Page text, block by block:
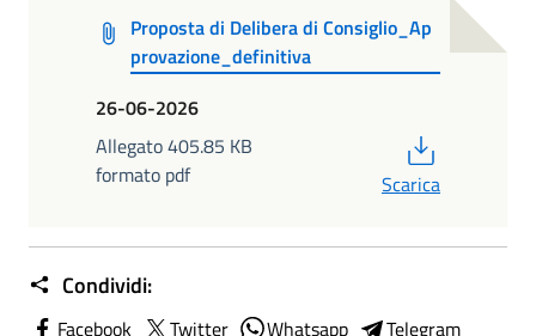
Proposta di Delibera di Consiglio_Ap
provazione_definitiva
26-06-2026
Allegato 405.85 KB
formato pdf
Scarica
Condividi:
Facebook Twitter Whatsapp
Telegram